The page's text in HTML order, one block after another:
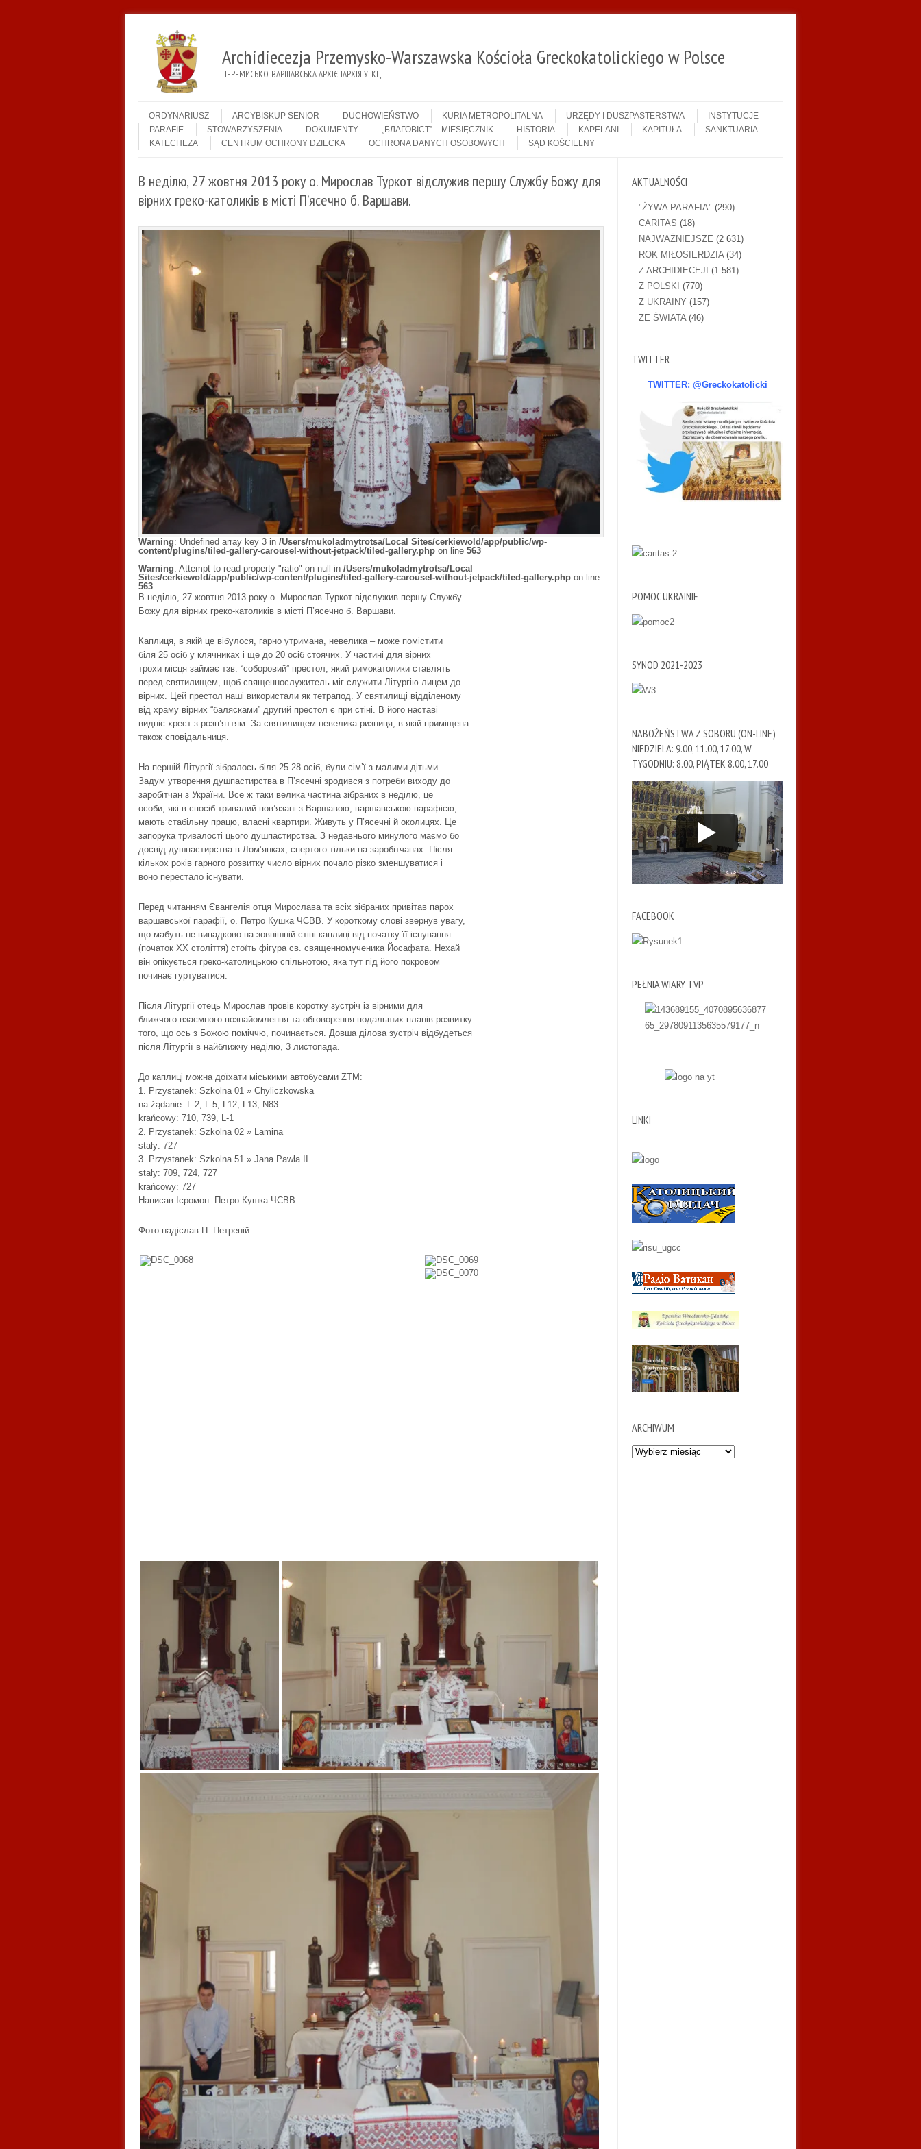
Archidiecezja Przemysko-Warszawska Kościoła Greckokatolickiego w Polsce
ПЕРЕМИСЬКО-ВАРШАВСЬКА АРХІЄПАРХІЯ УГКЦ
Menu
ORDYNARIUSZ
ARCYBISKUP SENIOR DUCHOWIEŃSTWO KURIA METROPOLITALNA URZĘDY I DUSZPASTERSTWA
INSTYTUCJE
PARAFIE
STOWARZYSZENIA DOKUMENTY „БЛАГОВІСТ” – MIESIĘCZNIK HISTORIA KAPELANI KAPITUŁA
SANKTUARIA
KATECHEZA
CENTRUM OCHRONY DZIECKA OCHRONA DANYCH OSOBOWYCH SĄD KOŚCIELNY
В неділю, 27 жовтня 2013 року о. Мирослав Туркот відслужив першу Службу Божу для
вірних греко-католиків в місті П’ясечно б. Варшави.
Warning: Undefined array key 3 in /Users/mukoladmytrotsa/Local Sites/cerkiewold/app/public/wp-
content/plugins/tiled-gallery-carousel-without-jetpack/tiled-gallery.php on line 563
Warning: Attempt to read property "ratio" on null in /Users/mukoladmytrotsa/Local
Sites/cerkiewold/app/public/wp-content/plugins/tiled-gallery-carousel-without-jetpack/tiled-gallery.php on line
563
В неділю, 27 жовтня 2013 року о. Мирослав Туркот відслужив першу Службу
Божу для вірних греко-католиків в місті П’ясечно б. Варшави.
Каплиця, в якій це вібулося, гарно утримана, невелика – може помістити
біля 25 осіб у клячниках і ще до 20 осіб стоячих. У частині для вірних
трохи місця займає тзв. “соборовий” престол, який римокатолики ставлять
перед святилищем, щоб священнослужитель міг служити Літургію лицем до
вірних. Цей престол наші використали як тетрапод. У святилищі відділеному
від храму вірних “балясками” другий престол є при стіні. В його наставі
видніє хрест з розп’яттям. За святилищем невелика ризниця, в якій приміщена
також сповідальниця.
На першій Літургії зібралось біля 25-28 осіб, були сім’ї з малими дітьми.
Задум утворення душпастирства в П’ясечні зродився з потреби виходу до
заробітчан з України. Все ж таки велика частина зібраних в неділю, це
особи, які в спосіб тривалий пов’язані з Варшавою, варшавською парафією,
мають стабільну працю, власні квартири. Живуть у П’ясечні й околицях. Це
запорука тривалості цього душпастирства. З недавнього минулого маємо бо
досвід душпастирства в Лом’янках, спертого тільки на заробітчанах. Після
кількох років гарного розвитку число вірних почало різко зменшуватися і
воно перестало існувати.
Перед читанням Євангелія отця Мирослава та всіх зібраних привітав парох
варшавської парафії, о. Петро Кушка ЧСВВ. У короткому слові звернув увагу,
що мабуть не випадково на зовнішній стіні каплиці від початку її існування
(початок ХХ століття) стоїть фігура св. священномученика Йосафата. Нехай
він опікується греко-католицькою спільнотою, яка тут під його покровом
починає гуртуватися.
Після Літургії отець Мирослав провів коротку зустріч із вірними для
ближчого взаємного познайомлення та обговорення подальших планів розвитку
того, що ось з Божою поміччю, починається. Довша ділова зустріч відбудеться
після Літургії в найближчу неділю, 3 листопада.
До каплиці можна доїхати міськими автобусами ZTM:
1. Przystanek: Szkolna 01 » Chyliczkowska
na żądanie: L-2, L-5, L12, L13, N83
krańcowy: 710, 739, L-1
2. Przystanek: Szkolna 02 » Lamina
stały: 727
3. Przystanek: Szkolna 51 » Jana Pawła II
stały: 709, 724, 727
krańcowy: 727
Написав Ієромон. Петро Кушка ЧСВВ
Фото надіслав П. Петреній
AKTUALNOŚCI
"ŻYWA PARAFIA" (290)
CARITAS (18)
NAJWAŻNIEJSZE (2 631)
ROK MIŁOSIERDZIA(34)
Z ARCHIDIECEJI (1 581)
Z POLSKI (770)
Z UKRAINY (157)
ZE ŚWIATA(46)
TWITTER
TWITTER: @Greckokatolicki
POMOC UKRAINIE
SYNOD 2021-2023
NABOŻEŃSTWA Z SOBORU (ON-LINE)
NIEDZIELA: 9.00, 11.00, 17.00, W
TYGODNIU: 8.00, PIĄTEK 8.00, 17.00
FACEBOOK
PEŁNIA WIARY TVP
LINKI
ARCHIWUM
Archiwum